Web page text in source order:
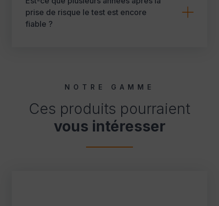
prise de risque le test est encore
fiable ?
NOTRE GAMME
Ces produits pourraient
vous intéresser